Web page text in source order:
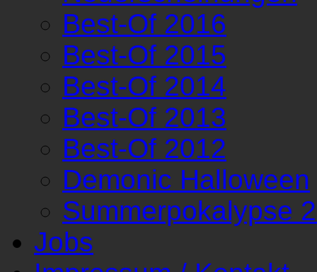
Best-Of 2016
Best-Of 2015
Best-Of 2014
Best-Of 2013
Best-Of 2012
Demonic Halloween
Summerpokalypse
Jobs